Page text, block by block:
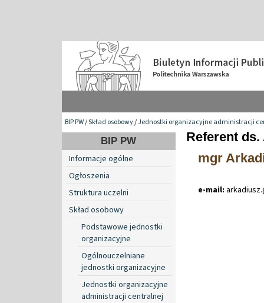
BIP PW/Skład osobowy/Jednostki organizacyjne administracji
BIP PW
Informacje ogólne
Ogłoszenia
Struktura uczelni
Skład osobowy
Podstawowe jednostki
organizacyjne
Ogólnouczelniane
jednostki organizacyjne
Jednostki organizacyjne
administracji centralnej
Referent
mgr
e-mail: arkadiusz.